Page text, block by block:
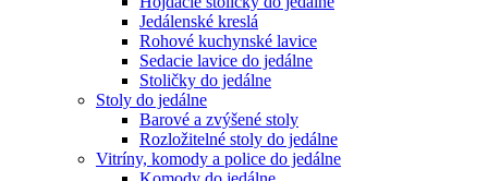
Jedálenské kreslá
Rohové kuchynské lavice
Sedacie lavice do jedálne
Stoličky do jedálne
Stoly do jedálne
Barové a zvýšené stoly
Rozložitelné stoly do jedálne
Vitríny, komody a police do jedálne